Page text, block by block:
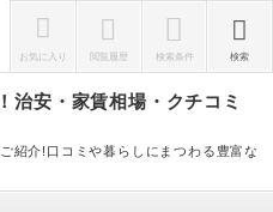
お気に入り 閲覧履歴 検索条件 検索
治安・家賃相場・クチコミ
紹介!口コミや暮らしにまつわる豊富な